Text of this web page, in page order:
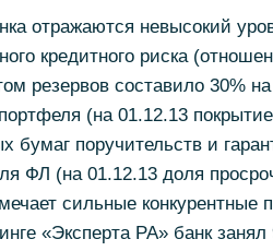
отражаются невысокий
кредитного риска
резервов составило 30%
(на 01.12.13
бумаг поручительств и
ФЛ (на 01.12.13 доля
сильные конкурентные
«Эксперта РА» банк